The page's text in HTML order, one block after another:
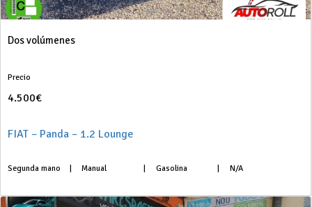
Dos volúmenes
Precio
4.500€
FIAT – Panda – 1.2 Lounge
Segunda mano Manual Gasolina N/A